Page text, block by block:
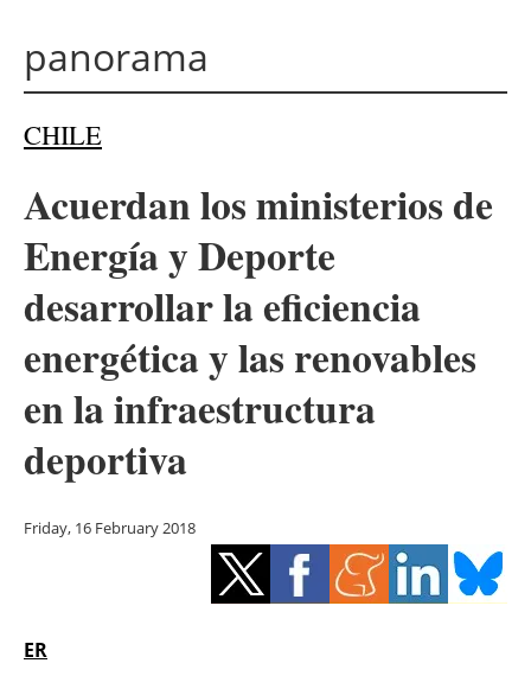
Other renewables
Storage
Energy saving
Electric/Hybrid
Interviews
panorama
CHILE
Acuerdan los ministerios de
Energía y Deporte
desarrollar la eficiencia
energética y las renovables
en la infraestructura
deportiva
Friday, 16 February 2018
ER